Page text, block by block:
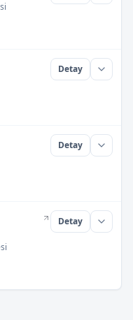
Detay
Detay
Detay